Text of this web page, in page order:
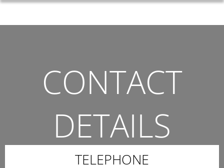
CONTACT
DETAILS
THE QUICKEST WAY TO CONTACT US.
TELEPHONE